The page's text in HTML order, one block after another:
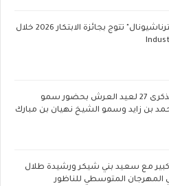
فيليب موريس إنترناشيونال" تتوج بجائزة الابتكار 2026 خلال
أبوظبي تحتفي بالذكرى 27 لعيد العرش بحضور سمو
بن زايد وسمو الشيخ نهيان بن مبارك
مع سعيد بني شيكر ورشيدة طلال
المهرجان المتوسطي للناظور